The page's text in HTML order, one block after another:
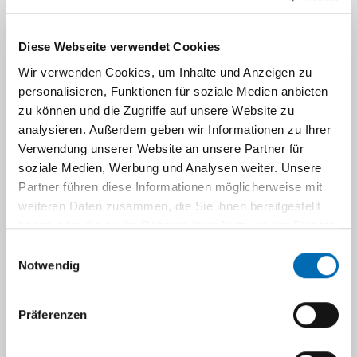
Diese Webseite verwendet Cookies
Wir verwenden Cookies, um Inhalte und Anzeigen zu
personalisieren, Funktionen für soziale Medien anbieten
zu können und die Zugriffe auf unsere Website zu
analysieren. Außerdem geben wir Informationen zu Ihrer
Verwendung unserer Website an unsere Partner für
soziale Medien, Werbung und Analysen weiter. Unsere
Partner führen diese Informationen möglicherweise mit
weiteren Daten zusammen, die Sie ihnen bereitgestellt
haben oder die sie im Rahmen Ihrer Nutzung der Dienste
Notwendig
Präferenzen
Forschung und Lehre sind ein wichtiger Aspekt
unserer Arbeit. In den letzten Jahren sind eine
große Anzahl an wissenschaftliche Publikation
mit Erst- oder Ko-Autorenschaft publiziert
worden. Mehrere Promotionsarbeiten wurden
betreut und zum Abschluss gebracht.
Folgende zwei Themen stehen momentan
im Mittelpunkt unseres
Diffusionsbildgebung bei Kindern und